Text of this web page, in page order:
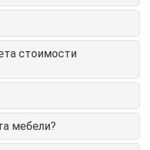
стоимости
мебели?